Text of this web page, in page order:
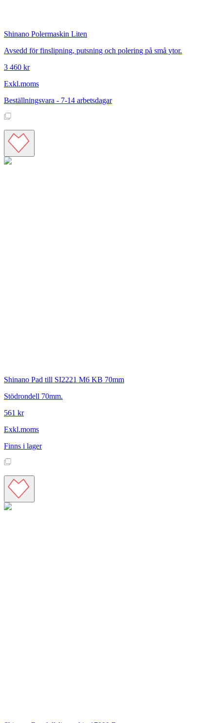
Shinano Polermaskin Liten
Avsedd för finslipning, putsning och polering på små ytor.
3 460 kr
Exkl.moms
Beställningsvara - 7-14 arbetsdagar
Shinano Pad till SI2221 M6 KB 70mm
Stödrondell 70mm.
561 kr
Exkl.moms
Finns i lager